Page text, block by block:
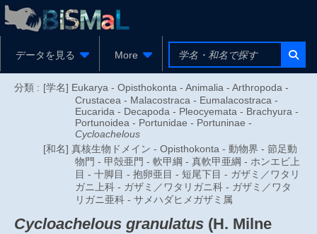
データを見る More
分類 : [学名] Eukarya - Opisthokonta - Animalia - Arthropoda -
Crustacea - Malacostraca - Eumalacostraca -
Eucarida - Decapoda - Pleocyemata - Brachyura -
Portunoidea - Portunidae - Portuninae -
Cycloachelous
[和名] 真核生物ドメイン - Opisthokonta - 動物界 - 節足動
物門 - 甲殻亜門 - 軟甲綱 - 真軟甲亜綱 - ホンエビ上
目 - 十脚目 - 抱卵亜目 - 短尾下目 - ガザミ／ワタリ
ガニ上科 - ガザミ／ワタリガニ科 - ガザミ／ワタ
リガニ亜科 - サメハダヒメガザミ属
Cycloachelous granulatus (H. Milne